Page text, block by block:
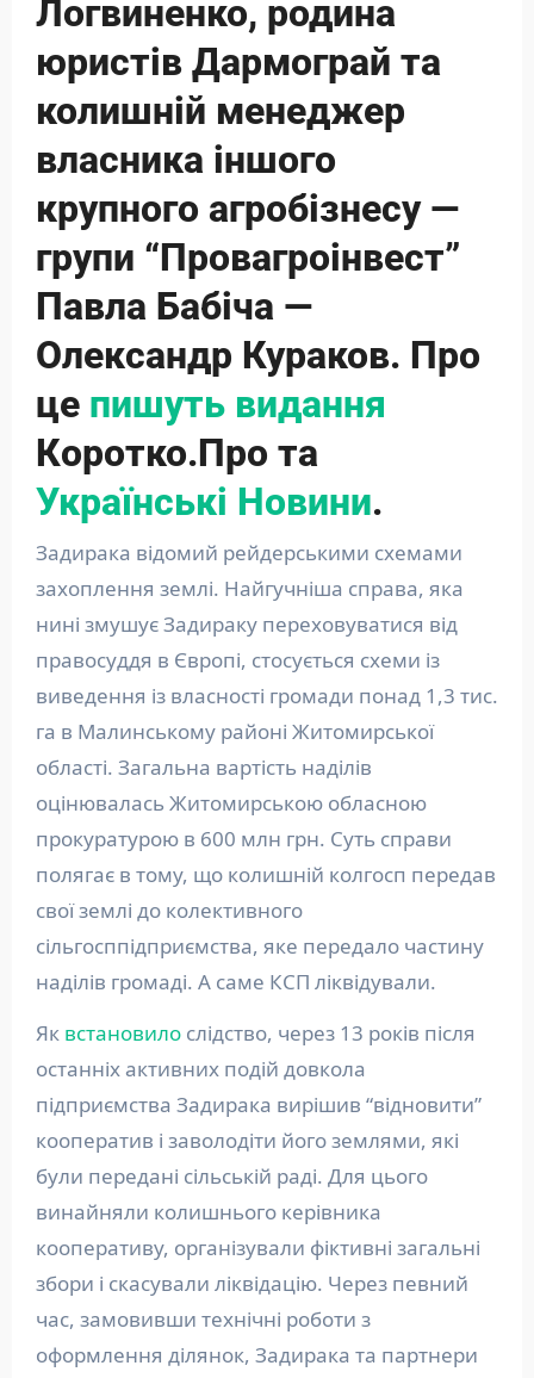
Логвиненко, родина
юристів Дармограй та
колишній менеджер
власника іншого
крупного агробізнесу —
групи “Провагроінвест”
Павла Бабіча —
Олександр Кураков. Про
це пишуть видання
Коротко.Про та
Українські Новини.
Задирака відомий рейдерськими схемами
захоплення землі. Найгучніша справа, яка
нині змушує Задираку переховуватися від
правосуддя в Європі, стосується схеми із
виведення із власності громади понад 1,3 тис.
га в Малинському районі Житомирської
області. Загальна вартість наділів
оцінювалась Житомирською обласною
прокуратурою в 600 млн грн. Суть справи
полягає в тому, що колишній колгосп передав
свої землі до колективного
сільгосппідприємства, яке передало частину
наділів громаді. А саме КСП ліквідували.
Як встановилослідство, через 13 років після
останніх активних подій довкола
підприємства Задирака вирішив “відновити”
кооператив і заволодіти його землями, які
були передані сільській раді. Для цього
винайняли колишнього керівника
кооперативу, організували фіктивні загальні
збори і скасували ліквідацію. Через певний
час, замовивши технічні роботи з
оформлення ділянок, Задирака та партнери